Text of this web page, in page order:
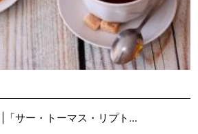
サー・トーマス・リプト...